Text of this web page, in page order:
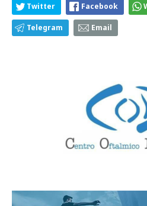
Twitter Facebook
Telegram Email